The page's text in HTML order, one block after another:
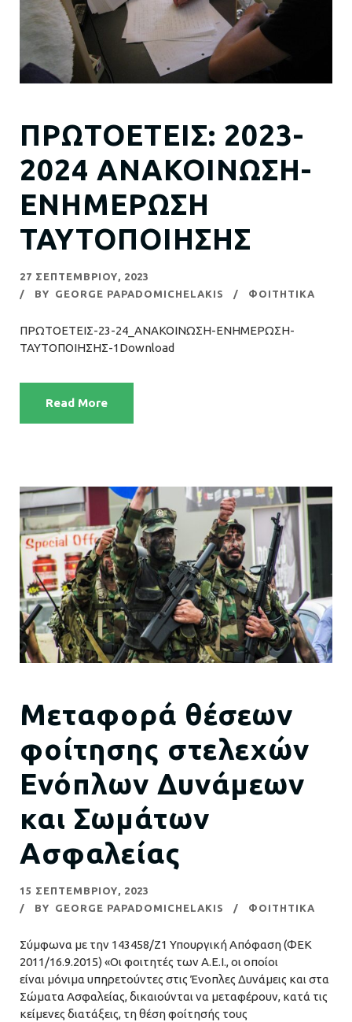
ΠΡΩΤΟΕΤΕΙΣ: 2023-
2024 ΑΝΑΚΟΙΝΩΣΗ-
ΕΝΗΜΕΡΩΣΗ
ΤΑΥΤΟΠΟΙΗΣΗΣ
27 ΣΕΠΤΕΜΒΡΊΟΥ, 2023
BY
GEORGE PAPADOMICHELAKIS ΦΟΙΤΗΤΙΚΑ
ΠΡΩΤΟΕΤΕΙΣ-23-24_ΑΝΑΚΟΙΝΩΣΗ-ΕΝΗΜΕΡΩΣΗ-
ΤΑΥΤΟΠΟΙΗΣΗΣ-1Download
Read More
Μεταφορά θέσεων
φοίτησης στελεχών
Ενόπλων Δυνάμεων
και Σωμάτων
Ασφαλείας
15 ΣΕΠΤΕΜΒΡΊΟΥ, 2023
BY
GEORGE PAPADOMICHELAKIS ΦΟΙΤΗΤΙΚΑ
Σύμφωνα με την 143458/Ζ1 Υπουργική Απόφαση (ΦΕΚ
2011/16.9.2015) «Οι φοιτητές των Α.Ε.Ι., οι οποίοι
είναι μόνιμα υπηρετούντες στις Ένοπλες Δυνάμεις και στα
Σώματα Ασφαλείας, δικαιούνται να μεταφέρουν, κατά τις
κείμενες διατάξεις, τη θέση φοίτησής τους